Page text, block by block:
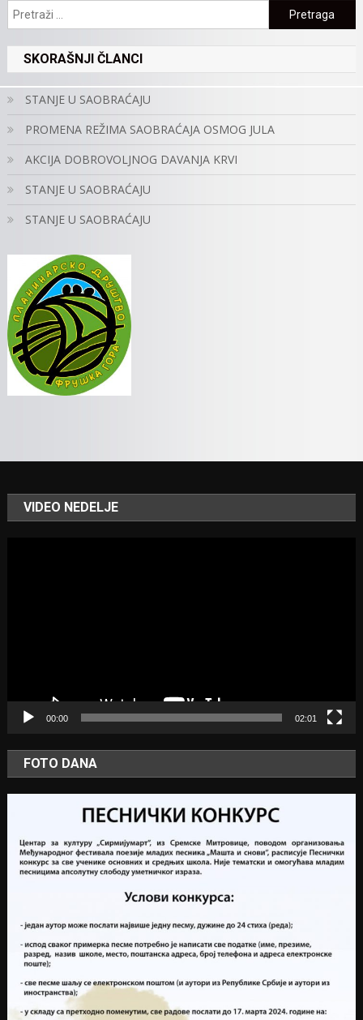
Pretraga:
SKORAŠNJI ČLANCI
STANJE U SAOBRAĆAJU
PROMENA REŽIMA SAOBRAĆAJA OSMOG JULA
AKCIJA DOBROVOLJNOG DAVANJA KRVI
STANJE U SAOBRAĆAJU
STANJE U SAOBRAĆAJU
VIDEO NEDELJE
00:00 02:01
FOTO DANA